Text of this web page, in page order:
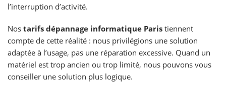
l’interruption d’activité.
Nos tarifs dépannage informatique Paris tiennent
compte de cette réalité : nous privilégions une solution
adaptée à l’usage, pas une réparation excessive. Quand un
matériel est trop ancien ou trop limité, nous pouvons vous
conseiller une solution plus logique.